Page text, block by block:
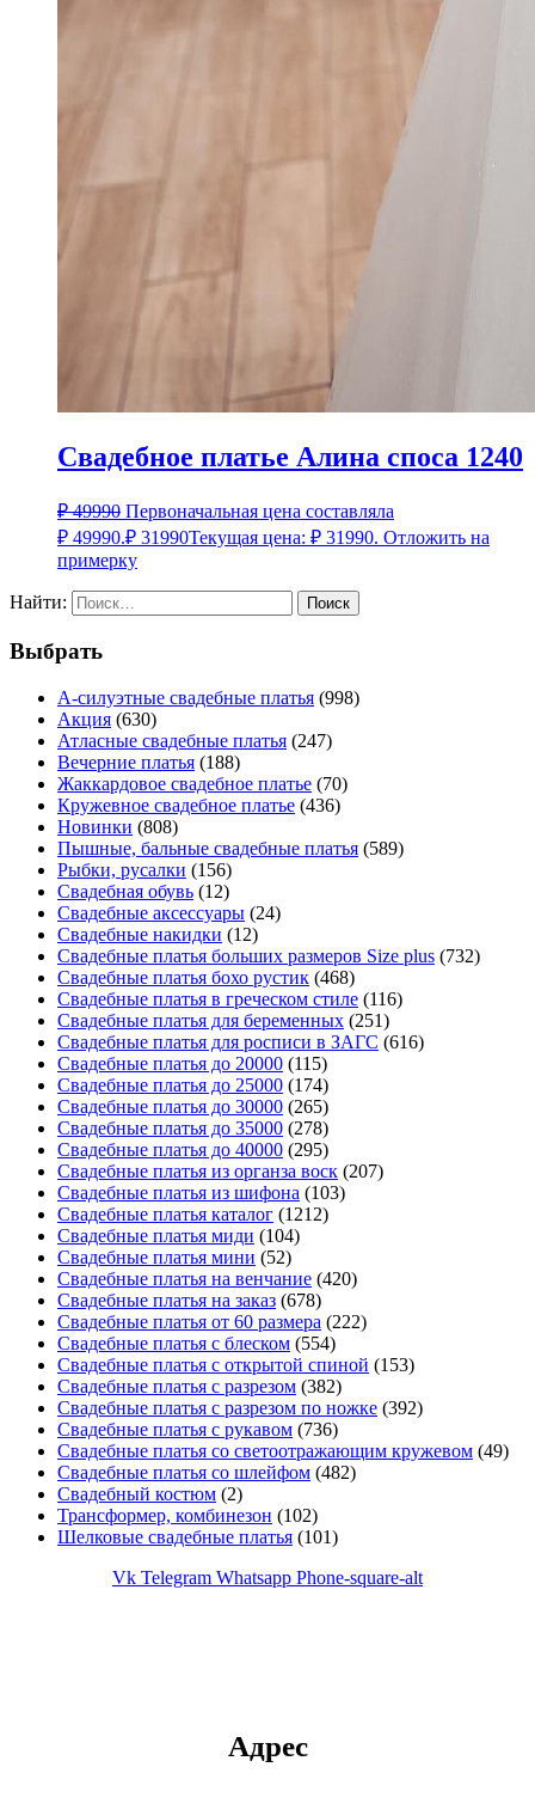
Свадебное платье Алина споса 1240
₽49990 Первоначальная цена составляла
₽ 49990.₽ 31990Текущая цена: ₽ 31990. Отложить на
примерку
Найти:
Выбрать
А-силуэтные свадебные платья (998)
Акция (630)
Атласные свадебные платья (247)
Вечерние платья (188)
Жаккардовое свадебное платье (70)
Кружевное свадебное платье (436)
Новинки (808)
Пышные, бальные свадебные платья (589)
Рыбки, русалки (156)
Свадебная обувь (12)
Свадебные аксессуары (24)
Свадебные накидки (12)
Свадебные платья больших размеров Size plus (732)
Свадебные платья бохо рустик (468)
Свадебные платья в греческом стиле (116)
Свадебные платья для беременных (251)
Свадебные платья для росписи в ЗАГС (616)
Свадебные платья до 20000 (115)
Свадебные платья до 25000 (174)
Свадебные платья до 30000 (265)
Свадебные платья до 35000 (278)
Свадебные платья до 40000 (295)
Свадебные платья из органза воск (207)
Свадебные платья из шифона (103)
Свадебные платья каталог (1212)
Свадебные платья миди (104)
Свадебные платья мини (52)
Свадебные платья на венчание (420)
Свадебные платья на заказ (678)
Свадебные платья от 60 размера (222)
Свадебные платья с блеском (554)
Свадебные платья с открытой спиной (153)
Свадебные платья с разрезом (382)
Свадебные платья с разрезом по ножке (392)
Свадебные платья с рукавом (736)
Свадебные платья со светоотражающим кружевом (49)
Свадебные платья со шлейфом (482)
Свадебный костюм (2)
Трансформер, комбинезон (102)
Шелковые свадебные платья (101)
Vk Telegram Whatsapp Phone-square-alt
Адрес